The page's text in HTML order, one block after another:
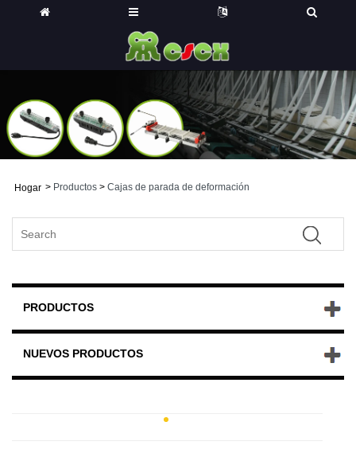
Hogar > Productos > Cajas de parada de deformación
PRODUCTOS
NUEVOS PRODUCTOS